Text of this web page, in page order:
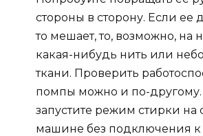
стороны в сторону. Если ее
то мешает, то, возможно, на
какая-нибудь нить или
ткани. Проверить
помпы можно и по-другому.
запустите режим стирки на
машине без подключения к